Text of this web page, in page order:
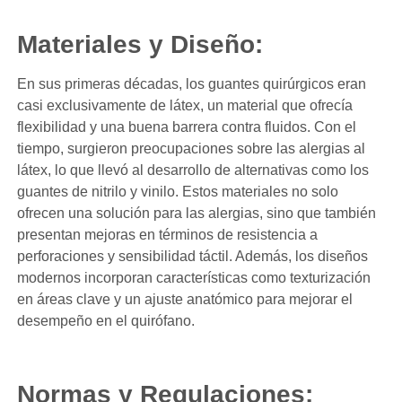
Materiales y Diseño:
En sus primeras décadas, los guantes quirúrgicos eran
casi exclusivamente de látex, un material que ofrecía
flexibilidad y una buena barrera contra fluidos. Con el
tiempo, surgieron preocupaciones sobre las alergias al
látex, lo que llevó al desarrollo de alternativas como los
guantes de nitrilo y vinilo. Estos materiales no solo
ofrecen una solución para las alergias, sino que también
presentan mejoras en términos de resistencia a
perforaciones y sensibilidad táctil. Además, los diseños
modernos incorporan características como texturización
en áreas clave y un ajuste anatómico para mejorar el
desempeño en el quirófano.
Normas y Regulaciones: